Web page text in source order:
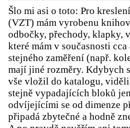
Šlo mi asi o toto: Pro
(VZT) mám vyrobenu
odbočky, přechody, klapky,
které mám v současnosti
stejného zaměření (např.
mají jiné rozměry. Kdybych
vše vložil do katalogu,
stejně vypadajících bloků
odvíjejícími se od dimenze
připadá zbytečné a hodně